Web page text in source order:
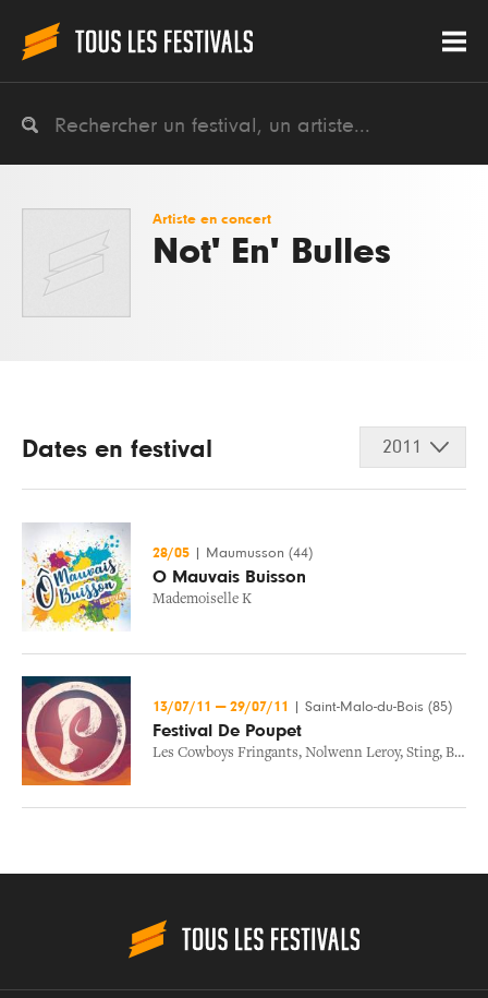
Artiste en concert
Not' En' Bulles
Dates en festival 2011
28/05 Maumusson (44)
O Mauvais Buisson
Mademoiselle K
13/07/11 — 29/07/11 Saint-Malo-du-Bois (85)
Festival De Poupet
Les Cowboys Fringants, Nolwenn Leroy, Sting, Ben Harper & The Innocent Criminals